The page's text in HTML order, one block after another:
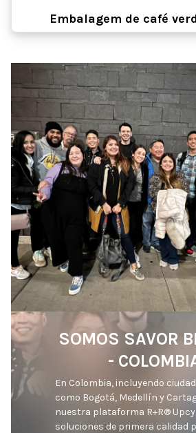
Embalagem de café
SOMOS SAVOR
-
En Colombia, incluyendo
como Bogotá, Medellín y
nuestra plataforma R+R®
soluciones de primera calidad